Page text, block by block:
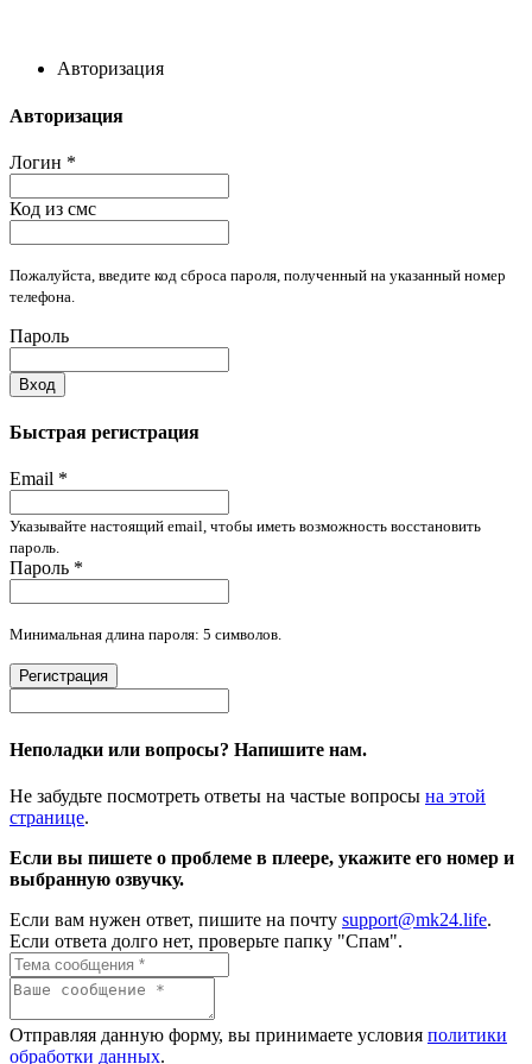
Авторизация
Авторизация
Логин *
Код из смс
Пожалуйста, введите код сброса пароля, полученный на указанный номер
телефона.
Пароль
Вход
Быстрая регистрация
Email *
Указывайте настоящий email, чтобы иметь возможность восстановить
пароль.
Пароль *
Минимальная длина пароля: 5 символов.
Регистрация
Неполадки или вопросы? Напишите нам.
Не забудьте посмотреть ответы на частые вопросы на этой
странице.
Если вы пишете о проблеме в плеере, укажите его номер и
выбранную озвучку.
Если вам нужен ответ, пишите на почту support@mk24.life.
Если ответа долго нет, проверьте папку "Спам".
Отправляя данную форму, вы принимаете условия политики
обработки данных.